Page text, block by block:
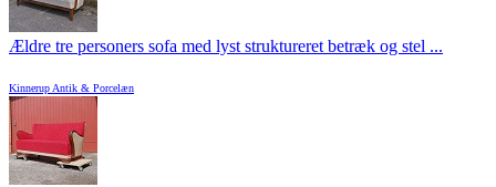
Ældre tre personers sofa med lyst struktureret betræk og stel ...
Kinnerup Antik & Porcelæn